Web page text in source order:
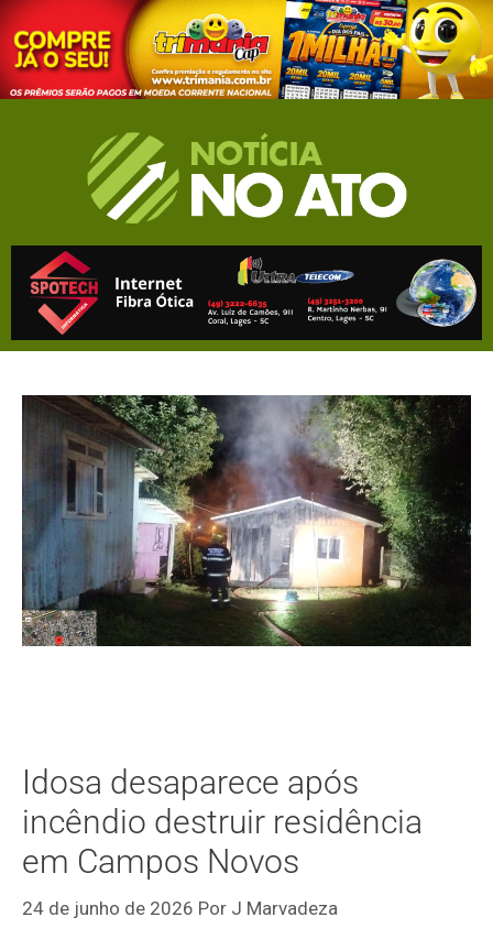
Idosa desaparece após
incêndio destruir residência
em Campos Novos
24 de junho de 2026 Por J Marvadeza